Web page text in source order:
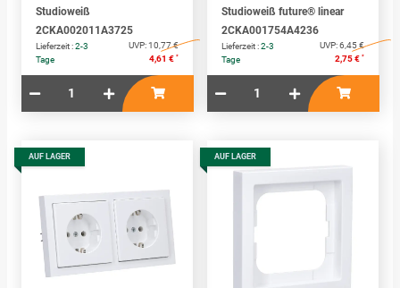
Studioweiß
2CKA002011A3725
Lieferzeit :2-3
Tage
UVP:10,77 €
4,61 € *
Studioweiß future® linear
2CKA001754A4236
Lieferzeit :2-3
Tage
UVP:6,45 €
2,75 € *
AUF LAGER AUF LAGER